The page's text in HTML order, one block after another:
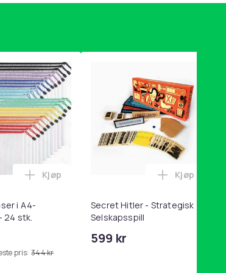
og kjernetrening, yoga og
/ LR54 / 189 / 10-pakning PKcell i
i A4-
24 stk.
pris: 344 kr
Legg Nettingposer i A4-størrelse - 24
Kjøp
Secret Hitler - Strategisk
Selskapsspill
599 kr
Legg
Kjøp